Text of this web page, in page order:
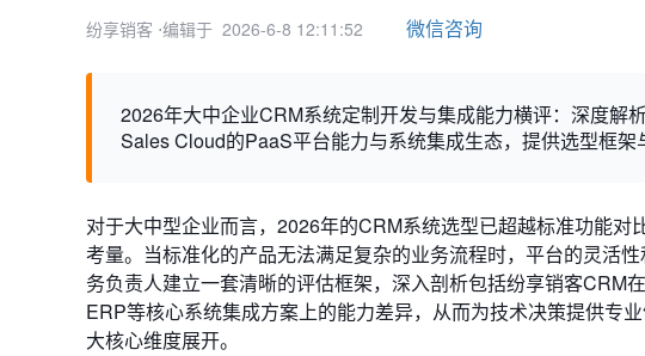
纷享销客 ⋅编辑于 2026-6-8 12:11:52 微信咨询
2026年大中企业CRM系统定制开发与集成能力横评：深度解
Sales Cloud的PaaS平台能力与系统集成生态，提供选型框架
对于大中型企业而言，2026年的CRM系统选型已超越标准功能
考量。当标准化的产品无法满足复杂的业务流程时，平台的灵活
务负责人建立一套清晰的评估框架，深入剖析包括纷享销客CRM
ERP等核心系统集成方案上的能力差异，从而为技术决策提供专
大核心维度展开。